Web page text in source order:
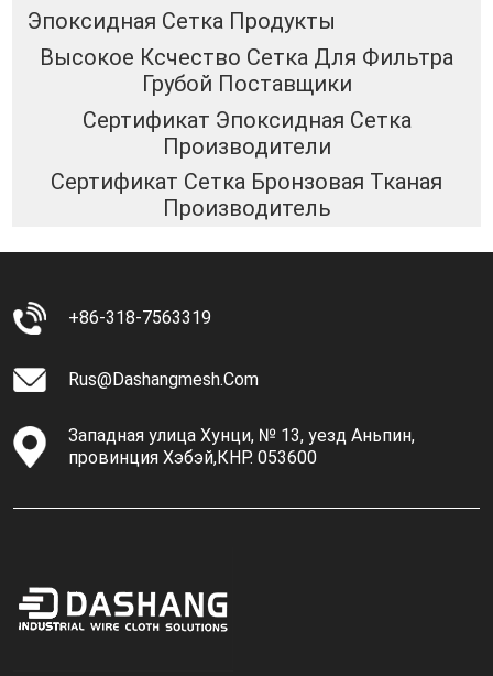
Эпоксидная Сетка Продукты
Высокое Ксчество Сетка Для Фильтра
Грубой Поставщики
Сертификат Эпоксидная Сетка
Производители
Сертификат Сетка Бронзовая Тканая
Производитель
+86-318-7563319
Rus@dashangmesh.com
Западная улица Хунци, № 13, уезд Аньпин,
провинция Хэбэй,КНР. 053600